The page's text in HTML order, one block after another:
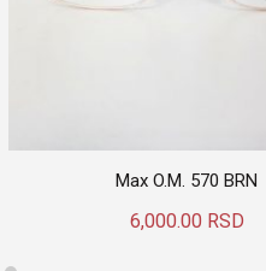
Max O.M. 570 BRN
6,000.00 RSD